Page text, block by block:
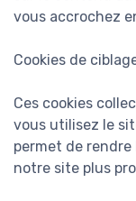
vous accrochez
Cookies de
Ces cookies
vous utilisez le
permet de
notre site plus